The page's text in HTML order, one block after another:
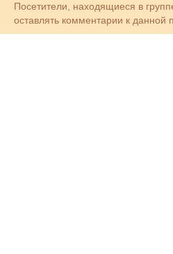
Посетители, находящиеся в
оставлять комментарии к данной